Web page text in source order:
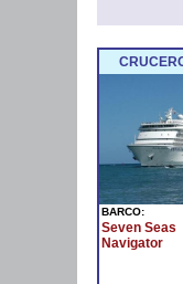
BARCO:
Seven Seas
Navigator